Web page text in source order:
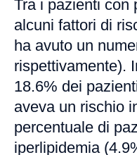
Tra i pazienti con
alcuni fattori di
ha avuto un
rispettivamente).
18.6% dei
aveva un rischio
percentuale di
iperlipidemia